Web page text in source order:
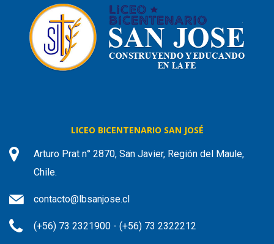
LICEO BICENTENARIO SAN JOSÉ
Arturo Prat n° 2870, San Javier, Región del Maule,
Chile.
contacto@lbsanjose.cl
(+56) 73 2321900 - (+56) 73 2322212